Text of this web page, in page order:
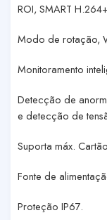
ROI, SMART
Modo de rotação,
Monitoramento
Detecção de
e detecção de
Suporta máx.
Fonte de
Proteção IP67.